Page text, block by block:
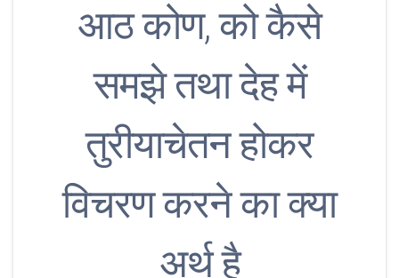
आठ कोण, को कैसे
समझे तथा देह में
तुरीयाचेतन होकर
विचरण करने का क्या
अर्थ है